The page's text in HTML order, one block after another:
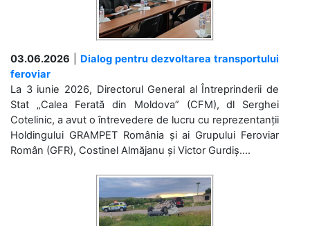
03.06.2026
Dialog pentru dezvoltarea transportului
feroviar
La 3 iunie 2026, Directorul General al Întreprinderii de
Stat „Calea Ferată din Moldova” (CFM), dl Serghei
Cotelinic, a avut o întrevedere de lucru cu reprezentanții
Holdingului GRAMPET România și ai Grupului Feroviar
Român (GFR), Costinel Almăjanu și Victor Gurdiș....